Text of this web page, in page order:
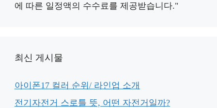
에 따른 일정액의 수수료를 제공받습니다."
최신 게시물
아이폰17 컬러 순위/ 라인업 소개
전기자전거 스로틀 뜻, 어떤 자전거일까?